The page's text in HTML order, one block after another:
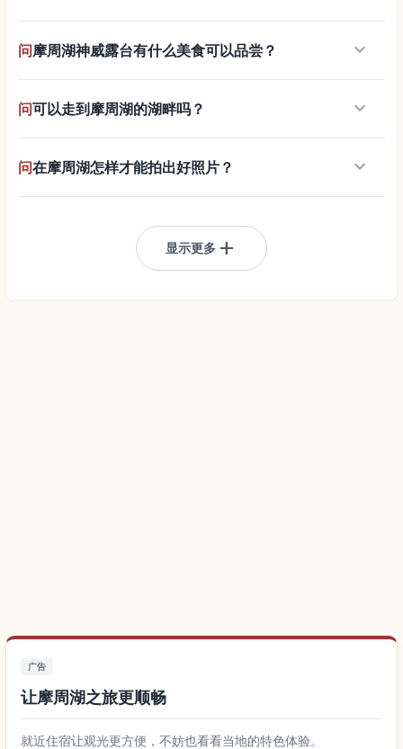
问摩周湖神威露台有什么美食可以品尝？ keyboard_arrow_down
问可以走到摩周湖的湖畔吗？ keyboard_arrow_down
问在摩周湖怎样才能拍出好照片？ keyboard_arrow_down
显示更多 add
广告
让摩周湖之旅更顺畅
就近住宿让观光更方便，不妨也看看当地的特色体验。